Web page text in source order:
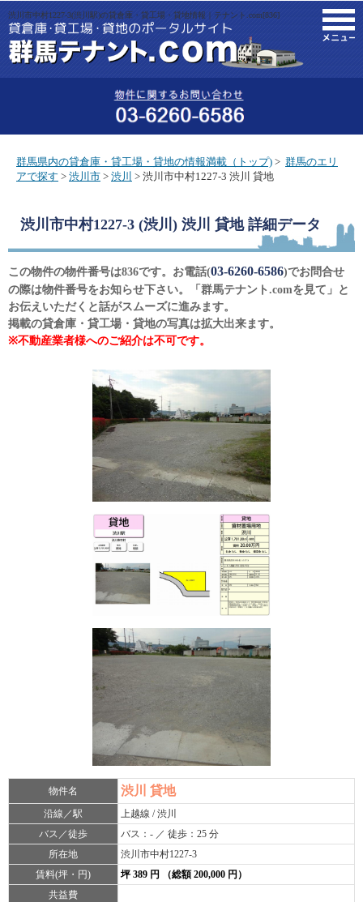
渋川市中村1227-3(渋川駅)の貸倉庫・貸工場・貸地情報｜テナント.com[836]
群馬県内の貸倉庫・貸工場・貸地の情報満載（トップ) > 群馬のエリ
アで探す > 渋川市 > 渋川 > 渋川市中村1227-3 渋川 貸地
渋川市中村1227-3 (渋川) 渋川 貸地詳細データ
この物件の物件番号は836です。お電話(03-6260-6586)でお問合せ
の際は物件番号をお知らせ下さい。「群馬テナント.comを見て」と
お伝えいただくと話がスムーズに進みます。
掲載の貸倉庫・貸工場・貸地の写真は拡大出来ます。
※不動産業者様へのご紹介は不可です。
物件名 渋川 貸地
沿線／駅
上越線 / 渋川
バス／徒歩
バス：- ／ 徒歩：25 分
所在地
渋川市中村1227-3
賃料(坪・円)
坪 389 円 （総額 200,000 円）
共益費